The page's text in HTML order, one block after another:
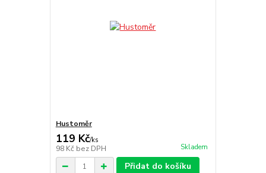
Hustoměr
119 Kč/ks
98 Kč bez DPH Skladem
Přidat do košíku